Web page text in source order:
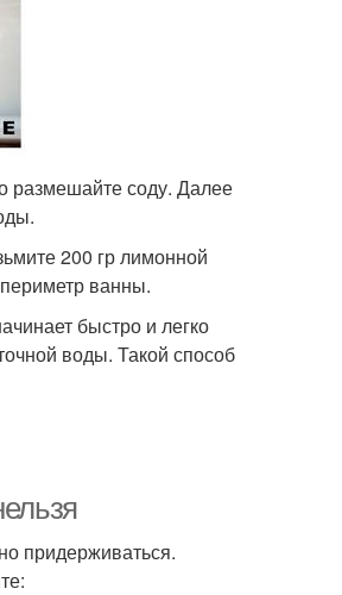
размешайте соду. Далее
200 гр лимонной
ванны.
быстро и легко
воды. Такой способ
придерживаться.